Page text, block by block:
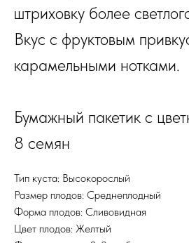
штриховку более
Вкус с фруктовым
карамельными нотками.
Бумажный пакетик с
8 семян
Тип куста: Высокорослый
Размер плодов: Среднеплодный
Форма плодов: Сливовидная
Цвет плодов: Желтый